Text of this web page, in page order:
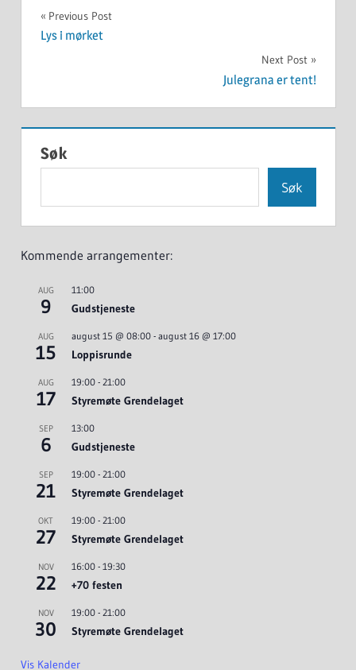
UKATEGORISERT
Innleggsnavigasjon
Previous Post
Lys i mørket
Next Post
Julegrana er tent!
Søk
Søk
Kommende arrangementer:
AUG
9
11:00
Gudstjeneste
AUG
15
august 15 @ 08:00- august 16 @ 17:00
Loppisrunde
AUG
17
19:00- 21:00
Styremøte Grendelaget
SEP
6
13:00
Gudstjeneste
SEP
21
19:00- 21:00
Styremøte Grendelaget
OKT
27
19:00- 21:00
Styremøte Grendelaget
NOV
22
16:00- 19:30
+70 festen
NOV
30
19:00- 21:00
Styremøte Grendelaget
Vis Kalender